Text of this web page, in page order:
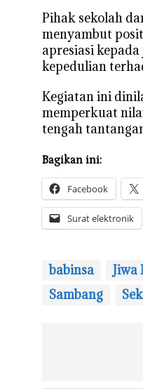
‎Pihak sekolah
menyambut
apresiasi
kepedulian
‎Kegiatan ini
memperkuat
tengah
Bagikan ini:
Facebook
Surat elektronik
babinsa Jiwa
Sambang